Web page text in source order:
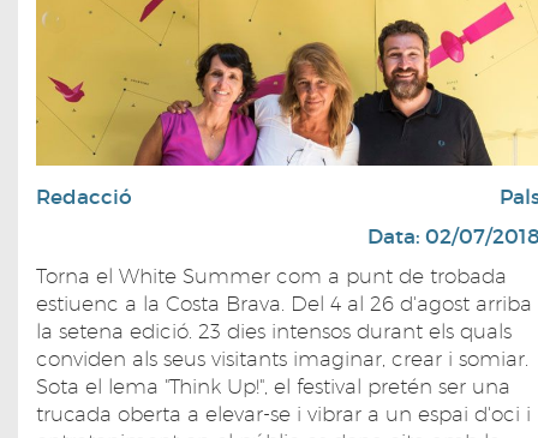
Redacció
Data: 02/07/
Torna el White Summer com a punt de trobada
estiuenc a la Costa Brava. Del 4 al 26 d'agost arriba
la setena edició. 23 dies intensos durant els quals
conviden als seus visitants imaginar, crear i somiar.
Sota el lema "Think Up!", el festival pretén ser una
trucada oberta a elevar-se i vibrar a un espai d'oci i